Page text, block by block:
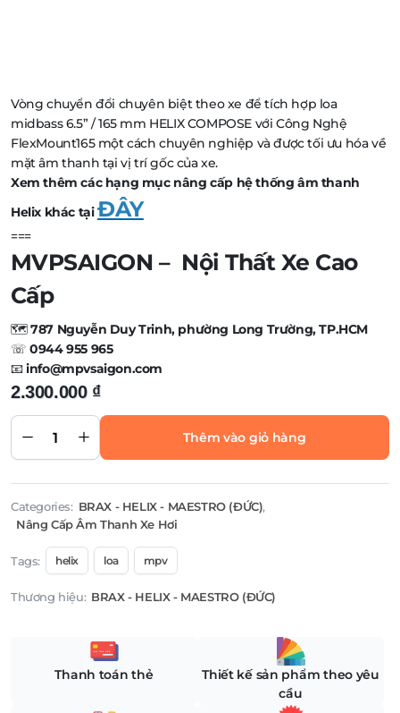
Vòng chuyển đổi chuyên biệt theo xe để tích hợp loa
midbass 6.5” / 165 mm HELIX COMPOSE với Công Nghệ
FlexMount165 một cách chuyên nghiệp và được tối ưu hóa về
mặt âm thanh tại vị trí gốc của xe.
Xem thêm các hạng mục nâng cấp hệ thống âm thanh
Helix khác tại ĐÂY
===
MVPSAIGON – Nội Thất Xe Cao
Cấp
🗺️787 Nguyễn Duy Trinh, phường Long Trường, TP.HCM
☏0944 955 965
📧info@mpvsaigon.com
2.300.000 ₫
HELIX
DƯỠNG
FLEXMOUNT
quantity
Thêm vào giỏ hàng
Categories: BRAX - HELIX - MAESTRO (ĐỨC),
Nâng Cấp Âm Thanh Xe Hơi
Tags: helix loa mpv
Thương hiệu: BRAX - HELIX - MAESTRO (ĐỨC)
Thanh toán thẻ
Thiết kế sản phẩm theo yêu
cầu